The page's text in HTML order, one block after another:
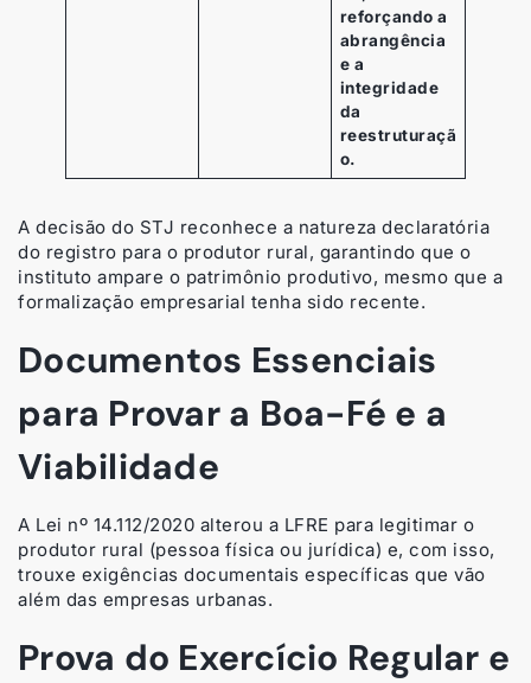
reforçando a
abrangência
e a
integridade
da
reestruturaçã
o.
A decisão do STJ reconhece a natureza declaratória
do registro para o produtor rural, garantindo que o
instituto ampare o patrimônio produtivo, mesmo que a
formalização empresarial tenha sido recente.
Documentos Essenciais
para Provar a Boa-Fé e a
Viabilidade
A Lei nº 14.112/2020 alterou a LFRE para legitimar o
produtor rural (pessoa física ou jurídica) e, com isso,
trouxe exigências documentais específicas que vão
além das empresas urbanas.
Prova do Exercício Regular e